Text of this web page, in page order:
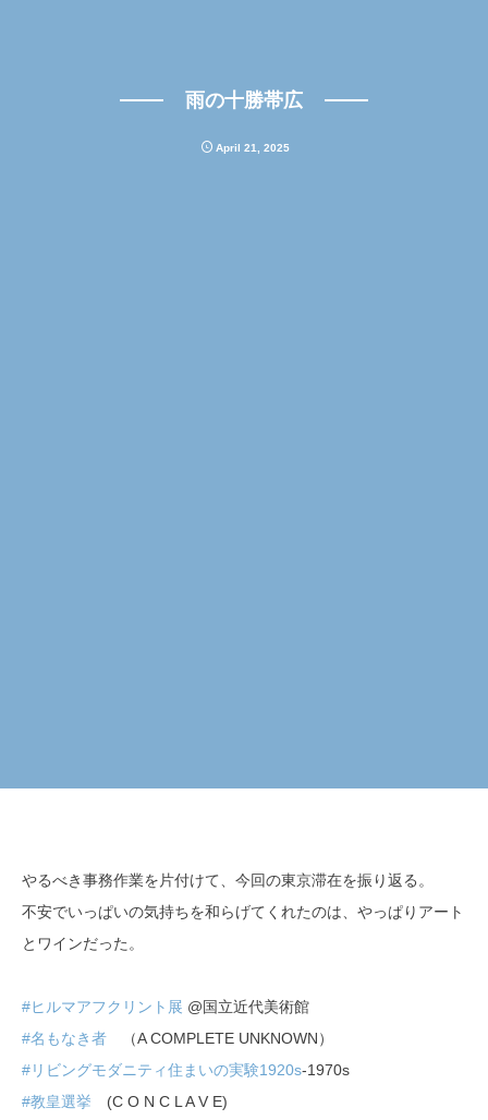
雨の十勝帯広
April 21 ,2025
やるべき事務作業を片付けて、今回の東京滞在を振り返る。
不安でいっぱいの気持ちを和らげてくれたのは、やっぱりアート
とワインだった。
#ヒルマアフクリント展 @国立近代美術館
#名もなき者 （A COMPLETE UNKNOWN）
#リビングモダニティ住まいの実験1920s-1970s
#教皇選挙 (C O N C L A V E)